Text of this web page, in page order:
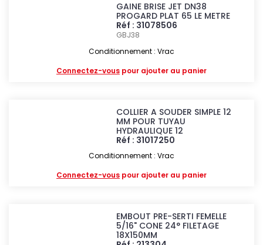
GAINE BRISE JET DN38
PROGARD PLAT 65 LE METRE
Réf : 31078506
GBJ38
Conditionnement : Vrac
Connectez-vous pour ajouter au panier
COLLIER A SOUDER SIMPLE 12
MM POUR TUYAU
HYDRAULIQUE 12
Réf : 31017250
Conditionnement : Vrac
Connectez-vous pour ajouter au panier
EMBOUT PRE-SERTI FEMELLE
5/16" CONE 24° FILETAGE
18X150MM